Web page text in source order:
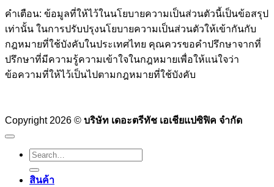
คำเตือน: ข้อมูลที่ให้ไว้ในนโยบายความเป็นส่วนตัวนี้เป็นข้อสรุป
เท่านั้น ในการปรับปรุงนโยบายความเป็นส่วนตัวให้เข้ากันกับ
กฎหมายที่ใช้บังคับในประเทศไทย คุณควรขอคำปรึกษาจากที่
ปรึกษาที่มีความรู้ความเข้าใจในกฎหมายเพื่อให้แน่ใจว่า
ข้อความที่ให้ไว้เป็นไปตามกฎหมายที่ใช้บังคับ
Copyright 2026 © บริษัท เดอะตรีทัช เอเชียแปซิฟิค จำกัด
Search
for:
สินค้า